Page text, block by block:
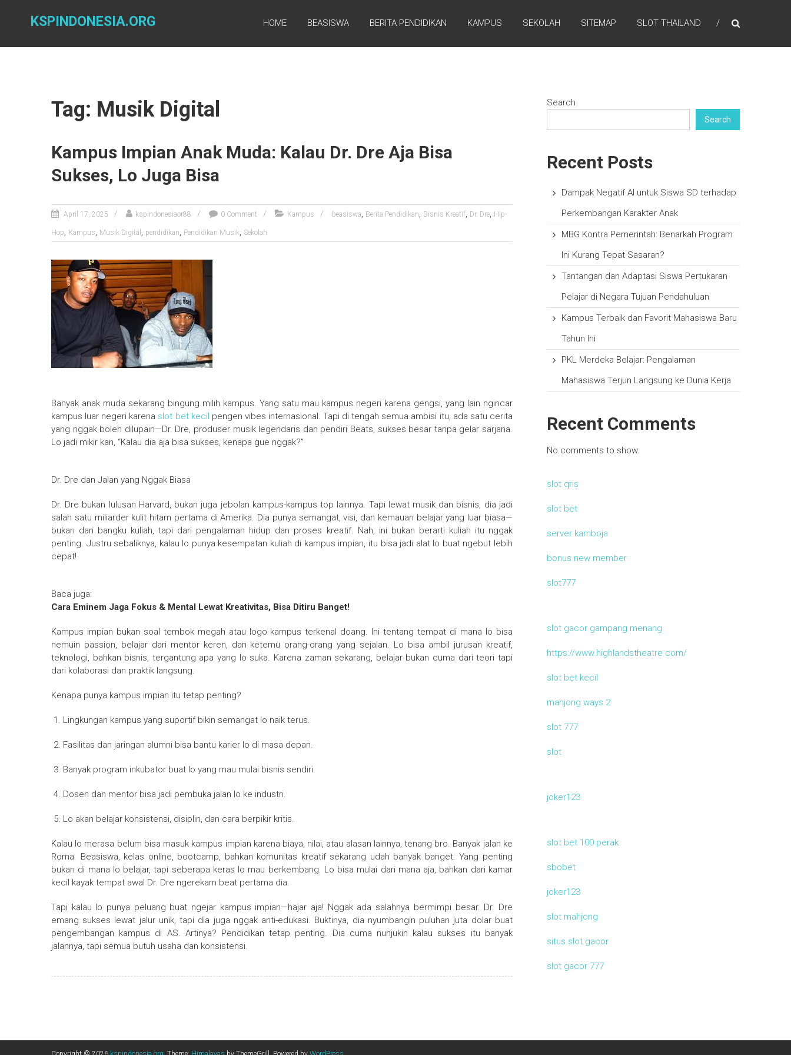
KSPINDONESIA.ORG HOME BEASISWA BERITA PENDIDIKAN KAMPUS SEKOLAH SITEMAP SLOT THAILAND
Tag: Musik Digital
Kampus Impian Anak Muda: Kalau Dr. Dre Aja Bisa
Sukses, Lo Juga Bisa
April 17, 2025 kspindonesiaor88 0 Comment Kampus beasiswa, Berita Pendidikan, Bisnis Kreatif, Dr. Dre, Hip-
Hop, Kampus, Musik Digital , pendidikan, Pendidikan Musik, Sekolah
Banyak anak muda sekarang bingung milih kampus. Yang satu mau kampus negeri karena gengsi, yang lain ngincar
kampus luar negeri karena slot bet kecil pengen vibes internasional. Tapi di tengah semua ambisi itu, ada satu cerita
yang nggak boleh dilupain—Dr. Dre, produser musik legendaris dan pendiri Beats, sukses besar tanpa gelar sarjana.
Lo jadi mikir kan, “Kalau dia aja bisa sukses, kenapa gue nggak?”
Dr. Dre dan Jalan yang Nggak Biasa
Dr. Dre bukan lulusan Harvard, bukan juga jebolan kampus-kampus top lainnya. Tapi lewat musik dan bisnis, dia jadi
salah satu miliarder kulit hitam pertama di Amerika. Dia punya semangat, visi, dan kemauan belajar yang luar biasa—
bukan dari bangku kuliah, tapi dari pengalaman hidup dan proses kreatif. Nah, ini bukan berarti kuliah itu nggak
penting. Justru sebaliknya, kalau lo punya kesempatan kuliah di kampus impian, itu bisa jadi alat lo buat ngebut lebih
cepat!
Baca juga:
Cara Eminem Jaga Fokus & Mental Lewat Kreativitas, Bisa Ditiru Banget!
Kampus impian bukan soal tembok megah atau logo kampus terkenal doang. Ini tentang tempat di mana lo bisa
nemuin passion, belajar dari mentor keren, dan ketemu orang-orang yang sejalan. Lo bisa ambil jurusan kreatif,
teknologi, bahkan bisnis, tergantung apa yang lo suka. Karena zaman sekarang, belajar bukan cuma dari teori tapi
dari kolaborasi dan praktik langsung.
Kenapa punya kampus impian itu tetap penting?
Lingkungan kampus yang suportif bikin semangat lo naik terus.
Fasilitas dan jaringan alumni bisa bantu karier lo di masa depan.
Banyak program inkubator buat lo yang mau mulai bisnis sendiri.
Dosen dan mentor bisa jadi pembuka jalan lo ke industri.
Lo akan belajar konsistensi, disiplin, dan cara berpikir kritis.
Kalau lo merasa belum bisa masuk kampus impian karena biaya, nilai, atau alasan lainnya, tenang bro. Banyak jalan ke
Roma. Beasiswa, kelas online, bootcamp, bahkan komunitas kreatif sekarang udah banyak banget. Yang penting
bukan di mana lo belajar, tapi seberapa keras lo mau berkembang. Lo bisa mulai dari mana aja, bahkan dari kamar
kecil kayak tempat awal Dr. Dre ngerekam beat pertama dia.
Tapi kalau lo punya peluang buat ngejar kampus impian—hajar aja! Nggak ada salahnya bermimpi besar. Dr. Dre
emang sukses lewat jalur unik, tapi dia juga nggak anti-edukasi. Buktinya, dia nyumbangin puluhan juta dolar buat
pengembangan kampus di AS. Artinya? Pendidikan tetap penting. Dia cuma nunjukin kalau sukses itu banyak
jalannya, tapi semua butuh usaha dan konsistensi.
Search
Search
Recent Posts
Dampak Negatif AI untuk Siswa SD terhadap
Perkembangan Karakter Anak
MBG Kontra Pemerintah: Benarkah Program
Ini Kurang Tepat Sasaran?
Tantangan dan Adaptasi Siswa Pertukaran
Pelajar di Negara Tujuan Pendahuluan
Kampus Terbaik dan Favorit Mahasiswa Baru
Tahun Ini
PKL Merdeka Belajar: Pengalaman
Mahasiswa Terjun Langsung ke Dunia Kerja
Recent Comments
No comments to show.
slot qris
slot bet
server kamboja
bonus new member
slot777
slot gacor gampang menang
https://www.highlandstheatre.com/
slot bet kecil
mahjong ways 2
slot 777
slot
joker123
slot bet 100 perak
sbobet
joker123
slot mahjong
situs slot gacor
slot gacor 777